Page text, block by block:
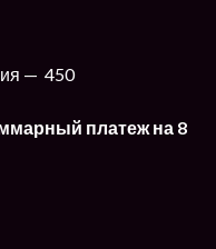
— 450
платеж на 8